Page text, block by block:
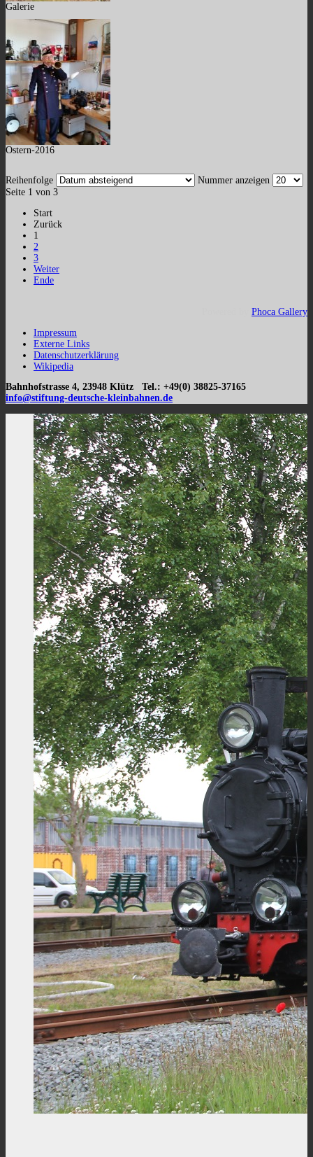
Galerie
Ostern-2016
Reihenfolge
Nummer anzeigen
Seite 1 von 3
Start
Zurück
1
2
3
Weiter
Ende
Phoca Gallery
Impressum
Externe Links
Datenschutzerklärung
Wikipedia
Bahnhofstrasse 4, 23948 Klütz Tel.: +49(0) 38825-37165
info@stiftung-deutsche-kleinbahnen.de